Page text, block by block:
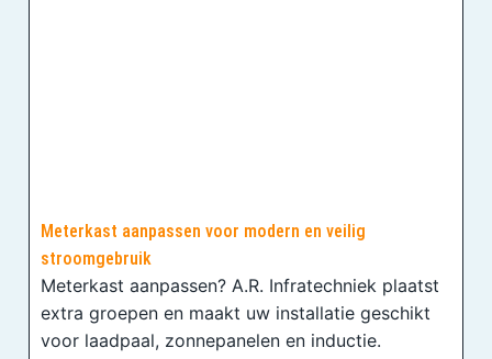
Meterkast aanpassen voor modern en veilig
stroomgebruik
Meterkast aanpassen? A.R. Infratechniek plaatst
extra groepen en maakt uw installatie geschikt
voor laadpaal, zonnepanelen en inductie.